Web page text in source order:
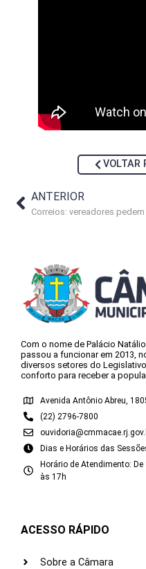
VOLTAR
ANTERIOR
Com o nome de Palácio
passou a funcionar em 2013,
diversos setores do
conforto para receber a
Avenida Antônio Abreu,
(22) 2796-7800
Dias e Horários das
Horário de Atendimento: De
às 17h
ACESSO RÁPIDO
Sobre a Câmara